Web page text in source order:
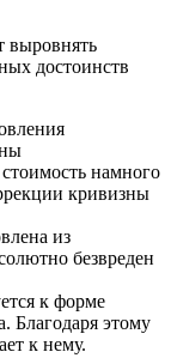
выровнять
достоинств
намного
кривизны
​​из
безвреден
к форме
Благодаря этому
к нему.